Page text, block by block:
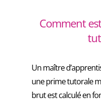
Comment
Un maître
une prime tutorale
brut est calculé en